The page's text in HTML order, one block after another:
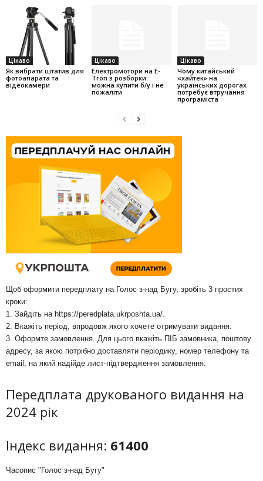
Цікаво
Як вибрати штатив для
фотоапарата та
відеокамери
Цікаво
Електромотори на E-
Tron з розборки:
можна купити б/у і не
пожаліти
Цікаво
Чому китайський
«хайтек» на
українських дорогах
потребує втручання
програміста
Щоб оформити передплату на Голос з-над Бугу, зробіть 3 простих
кроки:
1. Зайдіть на https://peredplata.ukrposhta.ua/
2. Вкажіть період, впродовж якого хочете отримувати видання.
3. Оформте замовлення. Для цього вкажіть ПІБ замовника, поштову
адресу, за якою потрібно доставляти періодику, номер телефону та
email, на який надійде лист-підтвердження замовлення.
Передплата друкованого видання на
2024 рік
Індекс видання: 61400
Часопис "Голос з-над Бугу"